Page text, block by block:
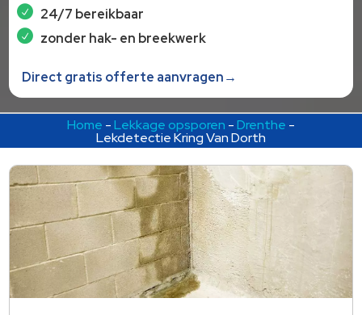
24/7 bereikbaar
zonder hak- en breekwerk
Direct gratis offerte aanvragen→
Home -Lekkage opsporen -Drenthe -
Lekdetectie Kring Van Dorth